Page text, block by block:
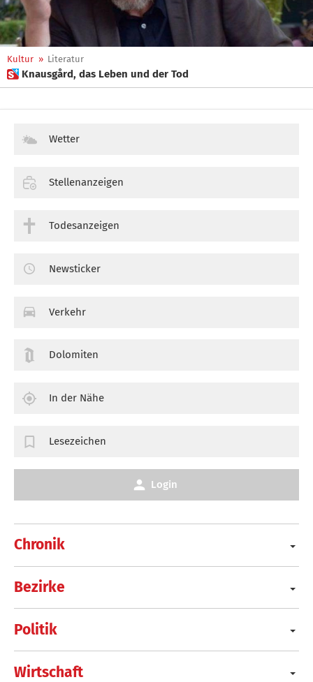
Kultur » Literatur
 Knausgård, das Leben und der Tod
Chronik
Bezirke
Politik
Wirtschaft
Wetter
Stellenanzeigen
Todesanzeigen
Newsticker
Verkehr
Dolomiten
In der Nähe
Lesezeichen
Login